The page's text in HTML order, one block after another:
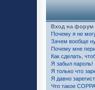
Вход на форум
Почему я не
Зачем вообще
Почему мне
Как сделать,
Я забыл пароль!
Я только что
Я давно
Что такое